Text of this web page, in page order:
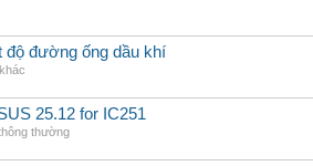
độ đường ống dầu khí
25.12 for IC251
thường